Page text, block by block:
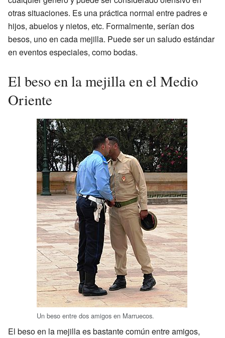
otras situaciones. Es una práctica normal entre padres e
hijos, abuelos y nietos, etc. Formalmente, serían dos
besos, uno en cada mejilla. Puede ser un saludo estándar
en eventos especiales, como bodas.
El beso en la mejilla en el Medio
Oriente
Un beso entre dos amigos en Marruecos.
El beso en la mejilla es bastante común entre amigos,